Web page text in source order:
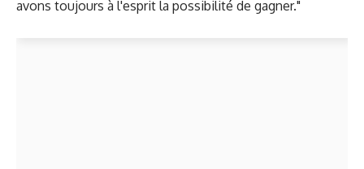
avons toujours à l'esprit la possibilité de gagner."